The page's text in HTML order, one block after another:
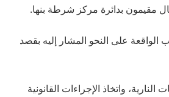
الواقعة على النحو المشار إليه بقصد
واتخاذ الإجراءات القانونية